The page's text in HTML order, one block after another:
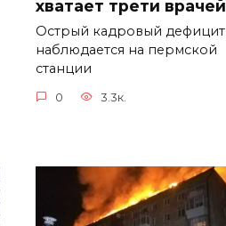
хватает трети врачей
Острый кадровый дефицит
наблюдается на пермской
станции
0 3.3к.